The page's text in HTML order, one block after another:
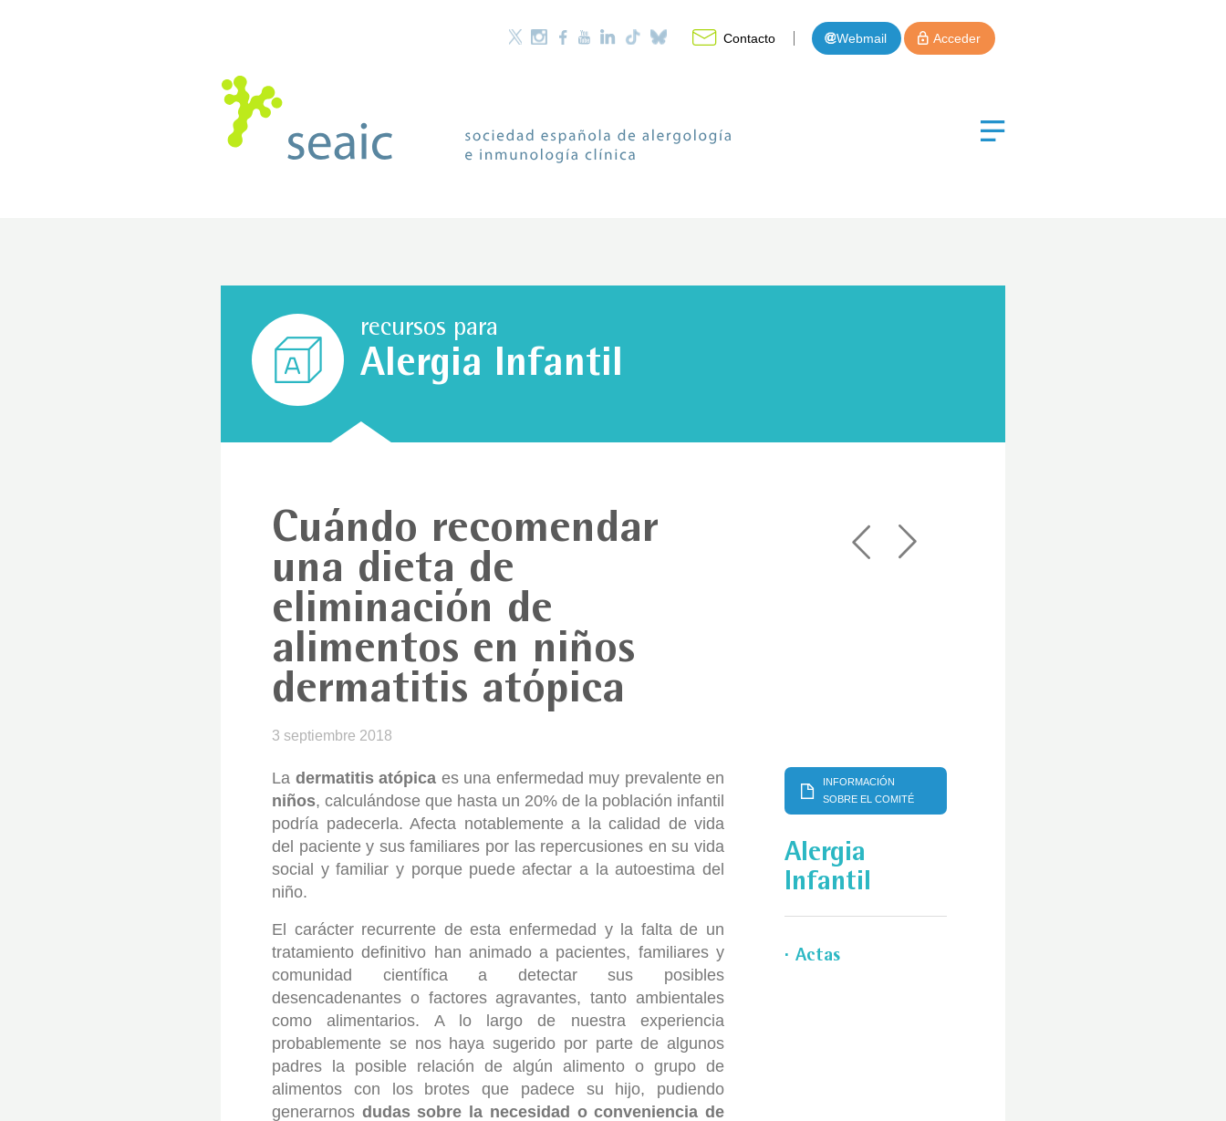
Contacto Webmail Acceder
recursos para
Alergia Infantil
Cuándo recomendar
una dieta de
eliminación de
alimentos en niños
dermatitis atópica
3 septiembre 2018
La dermatitis atópica es una enfermedad muy prevalente en
niños, calculándose que hasta un 20% de la población infantil
podría padecerla. Afecta notablemente a la calidad de vida
del paciente y sus familiares por las repercusiones en su vida
social y familiar y porque puede afectar a la autoestima del
niño.
El carácter recurrente de esta enfermedad y la falta de un
tratamiento definitivo han animado a pacientes, familiares y
comunidad científica a detectar sus posibles
desencadenantes o factores agravantes, tanto ambientales
como alimentarios. A lo largo de nuestra experiencia
probablemente se nos haya sugerido por parte de algunos
padres la posible relación de algún alimento o grupo de
alimentos con los brotes que padece su hijo, pudiendo
generarnos dudas sobre la necesidad o conveniencia de
INFORMACIÓN
SOBRE EL COMITÉ
Alergia
Infantil
Actas